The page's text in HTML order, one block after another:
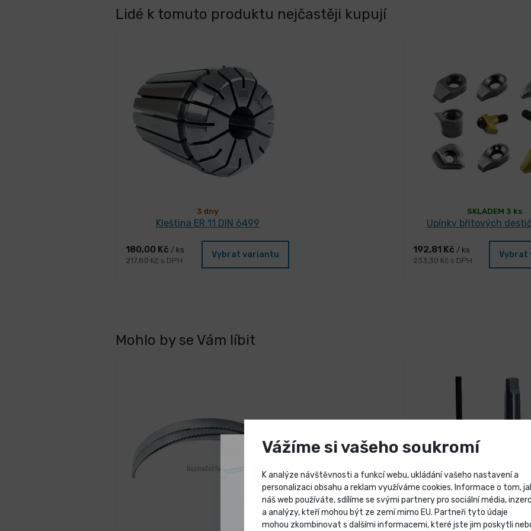
Lidé k tomuto produktu nejčastěji kupují
3 dny
Kleština ER 11 DIN 6499
180,00 Kč / ks
217,80 Kč s DPH
Vybrat variantu
SKLADEM 3 ks
Upínky břitových
192,81 Kč / ks
233,30 Kč s DPH
Vybrat
Mohlo by se Vám líbit
Vážíme si vašeho soukromí
K analýze návštěvnosti a funkcí webu, ukládání vašeho nastavení a
personalizaci obsahu a reklam využíváme cookies. Informace o tom,
náš web používáte, sdílíme se svými partnery pro sociální média,
a analýzy, kteří mohou být ze zemí mimo EU. Partneři tyto údaje
mohou zkombinovat s dalšími informacemi, které jste jim poskytli
Výprodej skladových